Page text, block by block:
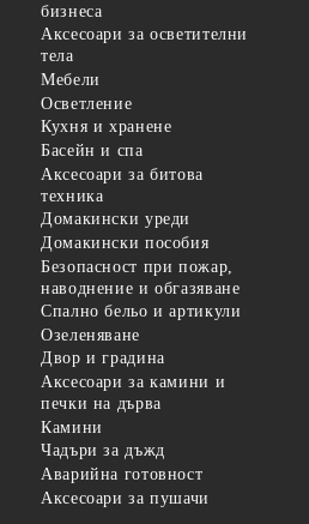
бизнеса
Аксесоари за осветителни
тела
Мебели
Осветление
Кухня и хранене
Басейн и спа
Аксесоари за битова
техника
Домакински уреди
Домакински пособия
Безопасност при пожар,
наводнение и обгазяване
Спално бельо и артикули
Озеленяване
Двор и градина
Аксесоари за камини и
печки на дърва
Камини
Чадъри за дъжд
Аварийна готовност
Аксесоари за пушачи